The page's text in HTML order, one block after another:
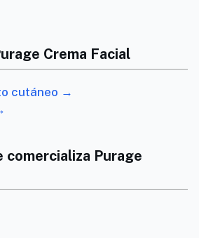
Crema Facial
cutáneo →
comercializa Purage